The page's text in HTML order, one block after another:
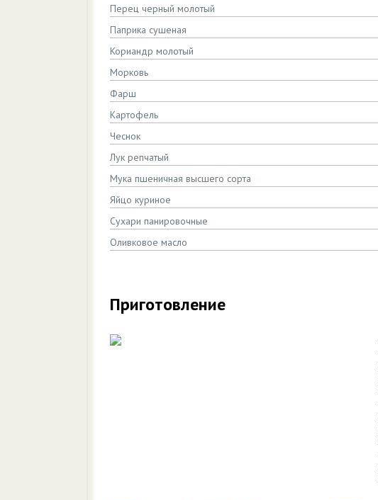
Перец черный молотый
Паприка сушеная
Кориандр молотый
Морковь
Фарш
Картофель
Чеснок
Лук репчатый
Мука пшеничная высшего сорта
Яйцо куриное
Сухари панировочные
Оливковое масло
Приготовление